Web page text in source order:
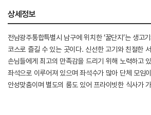
상세정보
전남광주통합특별시 남구에 위치한 ‘꿀단지’는 생고
코스로 즐길 수 있는 곳이다. 신선한 고기와 친절한
손님들에게 최고의 만족감을 드리기 위해 노력하고
좌석으로 이루어져 있으며 좌석수가 많아 단체 모임
안성맞춤이며 별도의 룸도 있어 프라이빗한 식사가